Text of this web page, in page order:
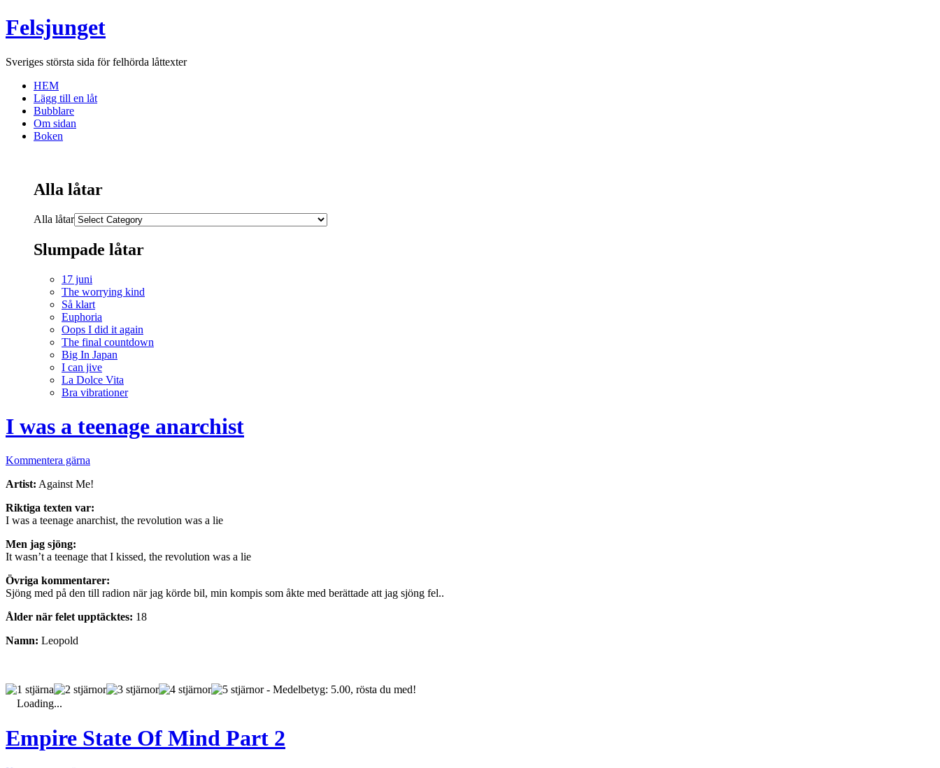
Felsjunget
Sveriges största sida för felhörda låttexter
HEM
Lägg till en låt
Bubblare
Om sidan
Boken
Alla låtar
Alla låtar
Slumpade låtar
17 juni
The worrying kind
Så klart
Euphoria
Oops I did it again
The final countdown
Big In Japan
I can jive
La Dolce Vita
Bra vibrationer
I was a teenage anarchist
Kommentera gärna
Artist: Against Me!
Riktiga texten var:
I was a teenage anarchist, the revolution was a lie
Men jag sjöng:
It wasn’t a teenage that I kissed, the revolution was a lie
Övriga kommentarer:
Sjöng med på den till radion när jag körde bil, min kompis som åkte med berättade att jag sjöng fel..
Ålder när felet upptäcktes: 18
Namn: Leopold
- Medelbetyg: 5.00, rösta du med!
Loading...
Empire State Of Mind Part 2